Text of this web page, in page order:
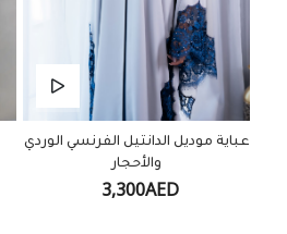
عباية موديل الدانتيل الفرنسي الوردي
والأحجار
3,300AED